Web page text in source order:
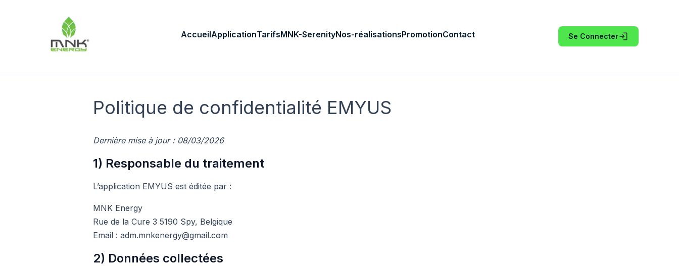
AccueilApplicationTarifsMNK-SerenityNos-réalisationsPromotionContact Se Connecter
Politique de confidentialité EMYUS
Dernière mise à jour : 08/03/2026
1) Responsable du traitement
L’application EMYUS est éditée par :
MNK Energy
Rue de la Cure 3 5190 Spy, Belgique
Email : adm.mnkenergy@gmail.com
2) Données collectées